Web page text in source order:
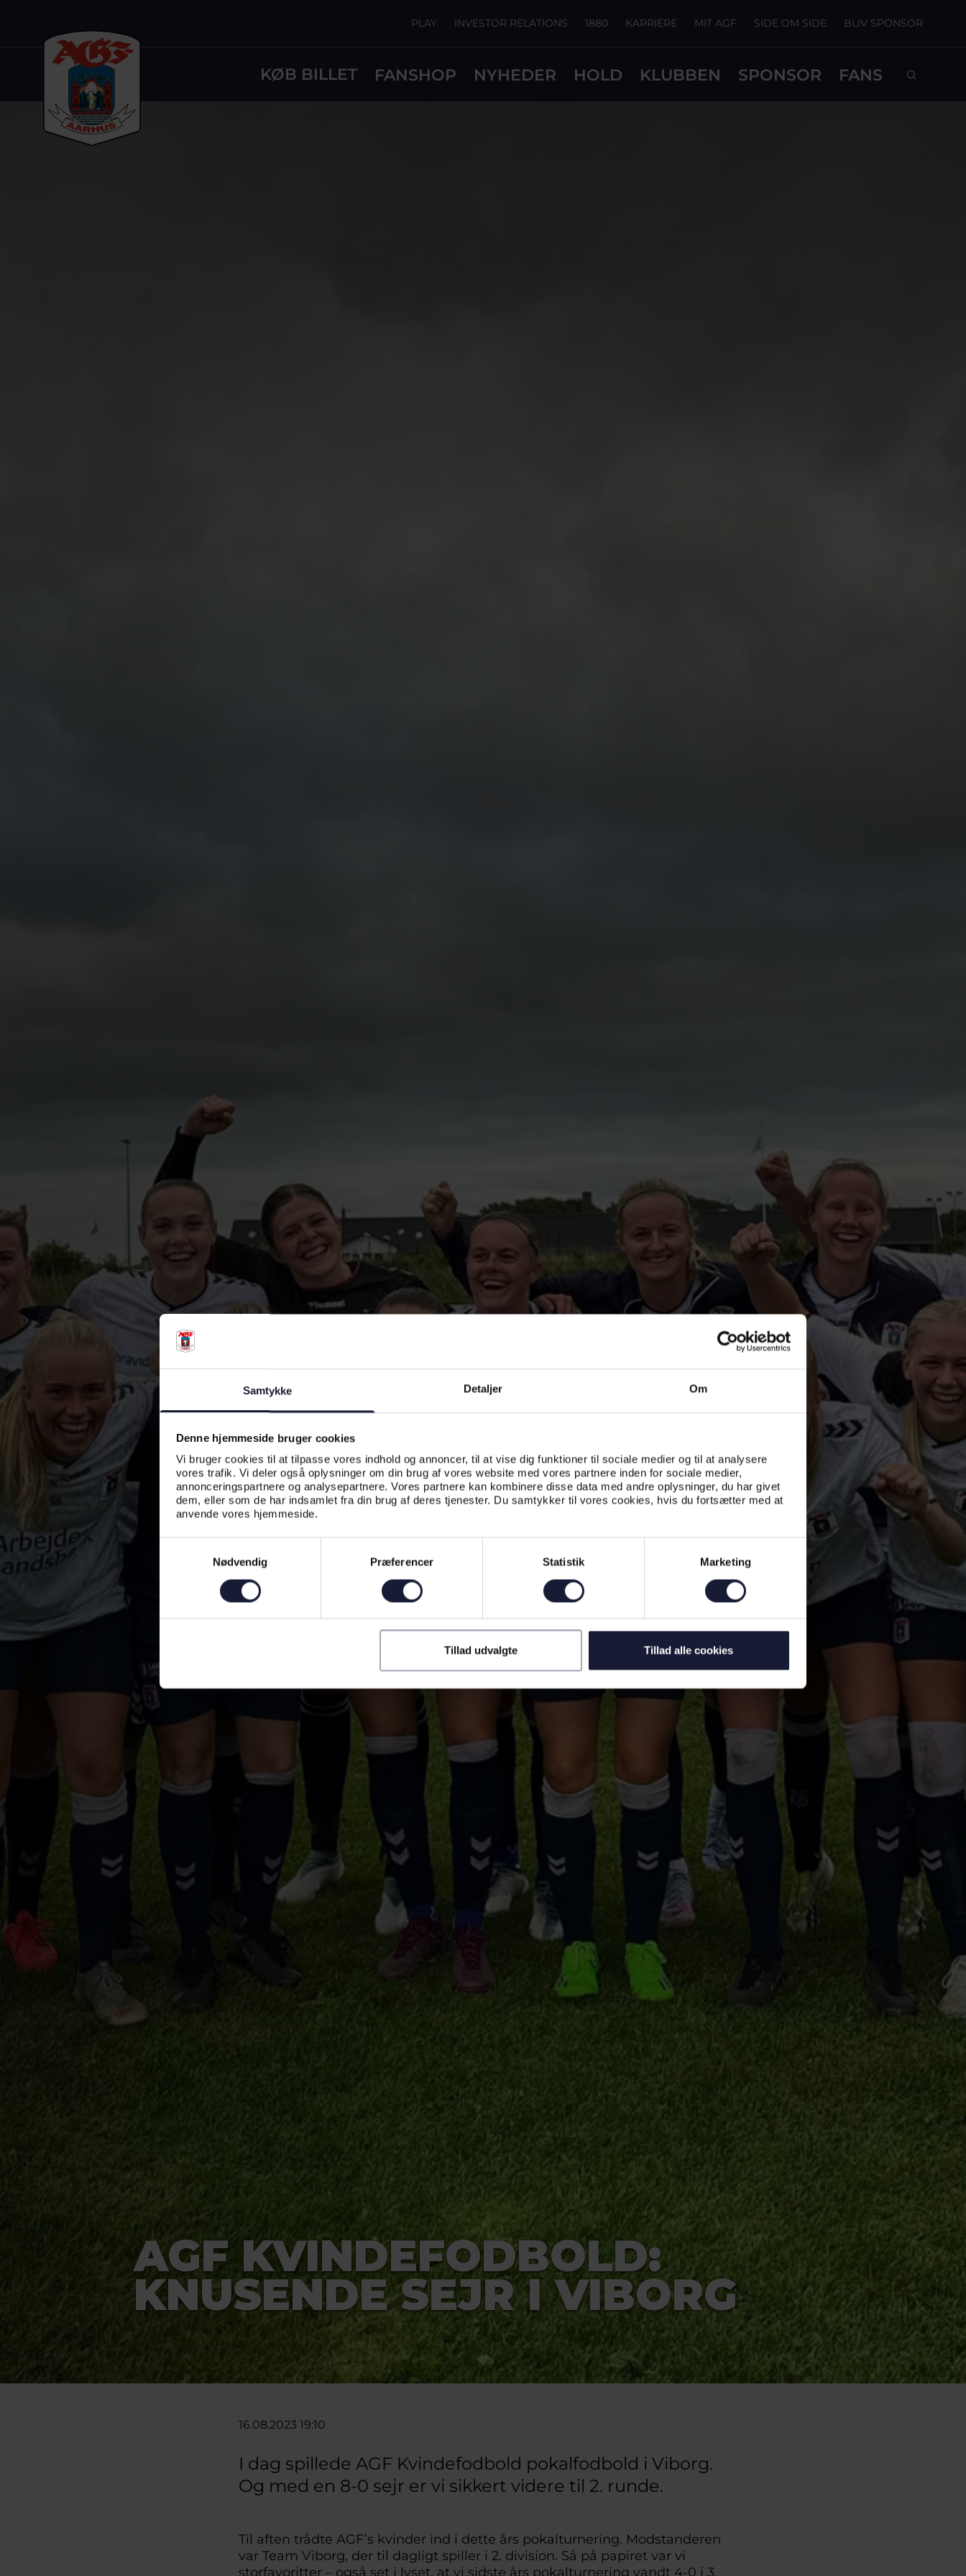
Samtykke Detaljer Om
Denne hjemmeside bruger cookies
Vi bruger cookies til at tilpasse vores indhold og annoncer, til at vise dig funktioner til sociale medier og til at analysere
vores trafik. Vi deler også oplysninger om din brug af vores website med vores partnere inden for sociale medier,
annonceringspartnere og analysepartnere. Vores partnere kan kombinere disse data med andre oplysninger, du har givet
dem, eller som de har indsamlet fra din brug af deres tjenester. Du samtykker til vores cookies, hvis du fortsætter med at
anvende vores hjemmeside.
Nødvendig
Præferencer Statistik Marketing
Tillad udvalgte Tillad alle cookies
KØB BILLET FANSHOP NYHEDER HOLD KLUBBEN SPONSOR FANS
PLAY INVESTOR RELATIONS 1880 KARRIERE MIT AGF SIDE OM SIDE BLIV SPONSOR
AGF KVINDEFODBOLD:
KNUSENDE SEJR I VIBORG
16.08.2023 19:10
I dag spillede AGF Kvindefodbold pokalfodbold i Viborg.
Og med en 8-0 sejr er vi sikkert videre til 2. runde.
Til aften trådte AGF’s kvinder ind i dette års pokalturnering. Modstanderen
var Team Viborg, der til dagligt spiller i 2. division. Så på papiret var vi
storfavoritter – også set i lyset, at vi sidste års pokalturnering vandt 4-0 i 3.